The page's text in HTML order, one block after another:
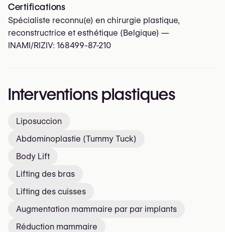
Certifications
Spécialiste reconnu(e) en chirurgie plastique,
reconstructrice et esthétique (Belgique) —
INAMI/RIZIV: 168499-87-210
Interventions plastiques
Liposuccion
Abdominoplastie (Tummy Tuck)
Body Lift
Lifting des bras
Lifting des cuisses
Augmentation mammaire par par implants
Réduction mammaire